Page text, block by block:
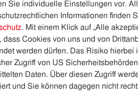
ikb.at
Themenwelten
Müll?
mit
Sie individuelle Einstellungen vor.
Informationen finden
. Mit einem Klick auf „Alle
dass Cookies von uns und von
werden dürfen. Das Risiko hierbei
Zugriff von US
Daten. Über diesen Zugriff
und Sie können dagegen nicht